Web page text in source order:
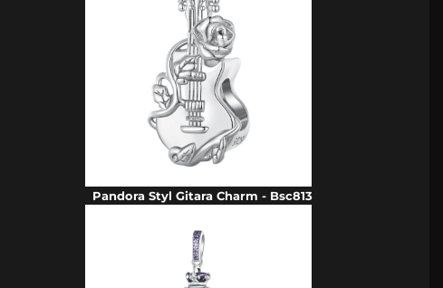
Pandora Styl Gitara Charm - Bsc813